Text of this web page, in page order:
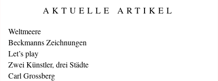
AKTUELLE ARTIKEL
Weltmeere
Beckmanns Zeichnungen
Let’s play
Zwei Künstler, drei Städte
Carl Grossberg